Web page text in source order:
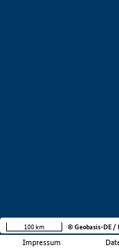
Impressum
100 km © Geobasis-DE /